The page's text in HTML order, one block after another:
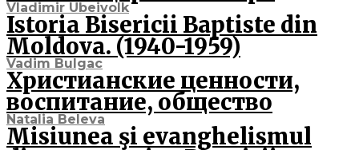
Vladimir Ubeivolk
Istoria Bisericii Baptiste din
Moldova. (1940-1959)
Vadim Bulgac
Христианские ценности,
воспитание, общество
Natalia Beleva
Misiunea şi evanghelismul